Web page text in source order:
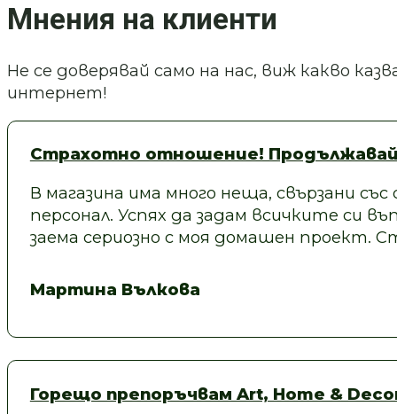
Мнения на клиенти
Не се доверявай само на нас, виж какво
интернет!
Страхотно отношение!
В магазина има много неща, свързани
персонал. Успях да задам всичките си
заема сериозно с моя домашен
Мартина Вълкова
Горещо препоръчвам Art, Home &